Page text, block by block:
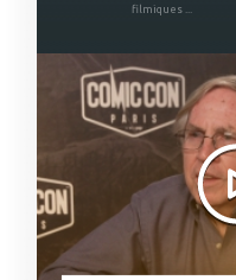
filmiques ...